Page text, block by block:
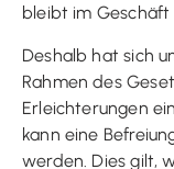
bleibt im Geschäft
Deshalb hat sich
Rahmen des
Erleichterungen
kann eine
werden. Dies gilt,